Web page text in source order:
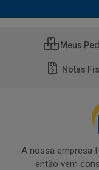
Meus
Notas
A nossa empresa
então vem